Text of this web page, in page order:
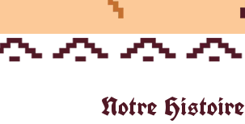
Notre Histoire